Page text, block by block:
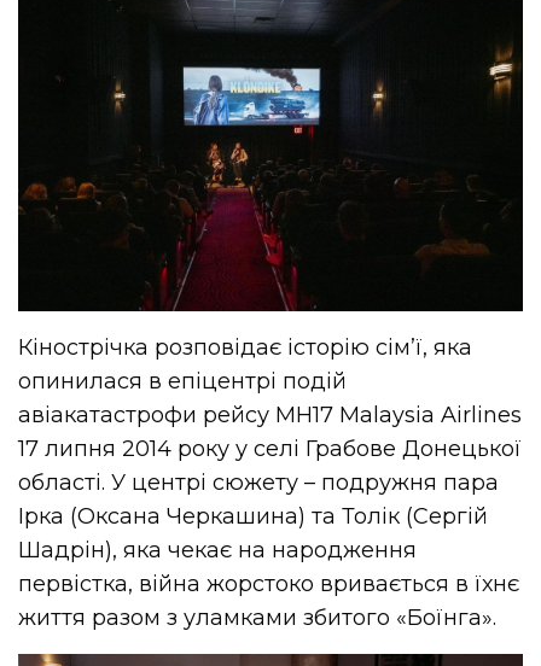
Кінострічка розповідає історію сім’ї, яка
опинилася в епіцентрі подій
авіакатастрофи рейсу MH17 Malaysia Airlines
17 липня 2014 року у селі Грабове Донецької
області. У центрі сюжету – подружня пара
Ірка (Оксана Черкашина) та Толік (Сергій
Шадрін), яка чекає на народження
первістка, війна жорстоко вривається в їхнє
життя разом з уламками збитого «Боїнга».